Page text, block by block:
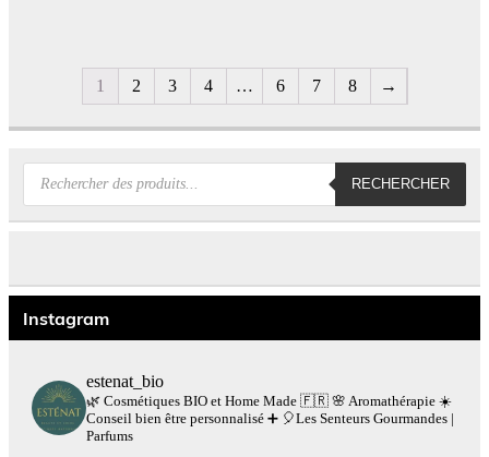
1 2 3 4 … 6 7 8 →
Recherche
produits
RECHERCHER
Instagram
estenat_bio
🌿 Cosmétiques BIO et Home Made 🇫🇷🌸 Aromathérapie☀️
Conseil bien être personnalisé➕🎈Les Senteurs Gourmandes |
Parfums